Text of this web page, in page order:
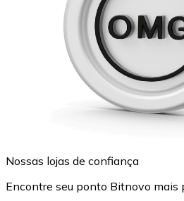
Nossas lojas de confiança
Encontre seu ponto Bitnovo mais